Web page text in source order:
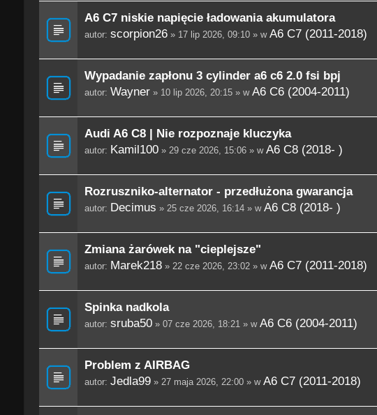
A6 C7 niskie napięcie ładowania akumulatora
autor: scorpion26» 17 lip 2026, 09:10 » w A6 C7 (2011-2018)
Wypadanie zapłonu 3 cylinder a6 c6 2.0 fsi bpj
autor: Wayner» 10 lip 2026, 20:15 » w A6 C6 (2004-2011)
Audi A6 C8 | Nie rozpoznaje kluczyka
autor: Kamil100» 29 cze 2026, 15:06 » w A6 C8 (2018- )
Rozruszniko-alternator - przedłużona gwarancja
autor: Decimus » 25 cze 2026, 16:14 » w A6 C8 (2018- )
Zmiana żarówek na "cieplejsze"
autor: Marek218» 22 cze 2026, 23:02 » w A6 C7 (2011-2018)
Spinka nadkola
autor: sruba50» 07 cze 2026, 18:21 » w A6 C6 (2004-2011)
Problem z AIRBAG
autor: Jedla99» 27 maja 2026, 22:00 » w A6 C7 (2011-2018)